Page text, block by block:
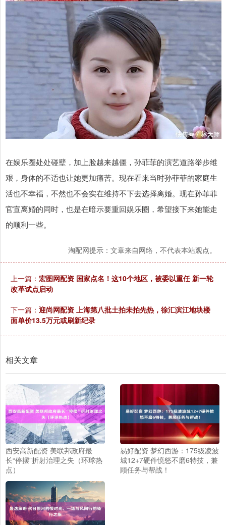
在娱乐圈处处碰壁，加上脸越来越僵，孙菲菲的演艺道路举步维
艰，身体的不适也让她更加痛苦。现在看来当时孙菲菲的家庭生
活也不幸福，不然也不会实在维持不下去选择离婚。现在孙菲菲
官宣离婚的同时，也是在暗示要重回娱乐圈，希望接下来她能走
的顺利一些。
淘配网提示：文章来自网络，不代表本站观点。
上一篇： 宏图网配资 国家点名！这10个地区，被委以重任 新一轮
改革试点启动
下一篇： 迎尚网配资 上海第八批土拍未拍先热，徐汇滨江地块楼
面单价13.5万元或刷新纪录
相关文章
西安高新配资 美联邦政府最
长“停摆”折射治理之失（环球热
点）
易好配资 梦幻西游：175级凌波
城12+7硬件愤怒不磨6特技，兼
顾任务与帮战！